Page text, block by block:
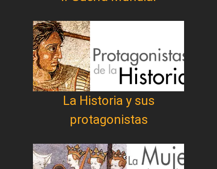
La Historia y sus
protagonistas